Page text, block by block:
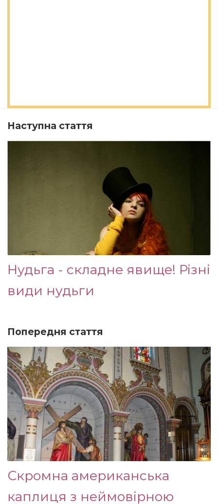
Наступна стаття
Нудьга - складне явище! Різні
види нудьги
Попередня стаття
Скромна американська
каплиця з неймовірною